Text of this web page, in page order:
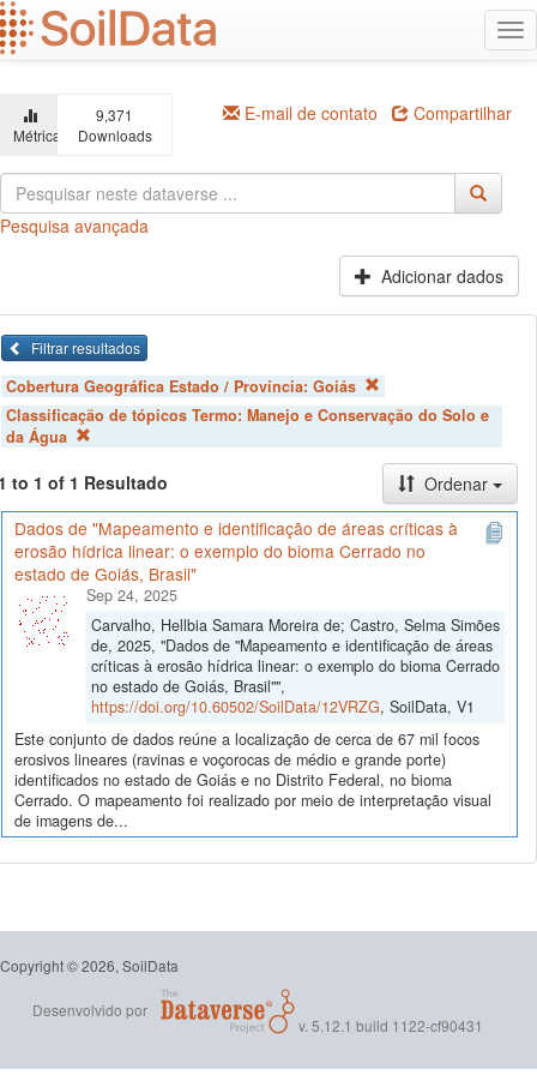
Ir
para
o
principal
Métricas
9,371
Downloads
E-mail de contato Compartilhar
Pesquisa avançada
Adicionar dados
Filtrar resultados
Cobertura Geográfica Estado / Província: Goiás
Classificação de tópicos Termo: Manejo e Conservação do Solo e
da Água
to 1 of 1 Resultado
Ordenar
Dados de "Mapeamento e identificação de áreas críticas à
erosão hídrica linear: o exemplo do bioma Cerrado no
estado de Goiás, Brasil"
Sep 24, 2025
Carvalho, Hellbia Samara Moreira de; Castro, Selma Simões
de, 2025, "Dados de "Mapeamento e identificação de áreas
críticas à erosão hídrica linear: o exemplo do bioma Cerrado
no estado de Goiás, Brasil"",
https://doi.org/10.60502/SoilData/12VRZG, SoilData, V1
Este conjunto de dados reúne a localização de cerca de 67 mil focos
erosivos lineares (ravinas e voçorocas de médio e grande porte)
identificados no estado de Goiás e no Distrito Federal, no bioma
Cerrado. O mapeamento foi realizado por meio de interpretação visual
de imagens de...
Copyright © 2026, SoilData
Desenvolvido por
v. 5.12.1 build 1122-cf90431